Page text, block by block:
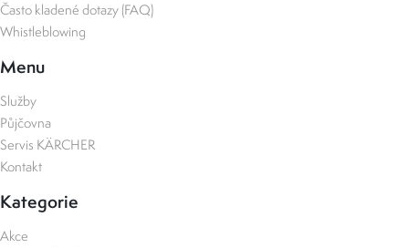
Často kladené dotazy (FAQ)
Whistleblowing
Menu
Služby
Půjčovna
Servis KÄRCHER
Kontakt
Kategorie
Akce